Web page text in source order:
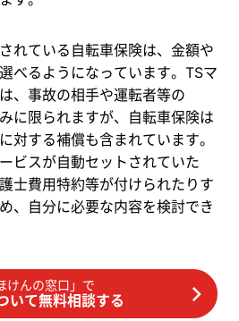
れている自転車保険は、金額や
べるようになっています。TSマ
、事故の相手や運転者等の
に限られますが、自転車保険は
対する補償も含まれています。
ビスが自動セットされていた
士費用特約等が付けられたりす
、自分に必要な内容を検討でき
けんの窓口」で
いて無料相談する